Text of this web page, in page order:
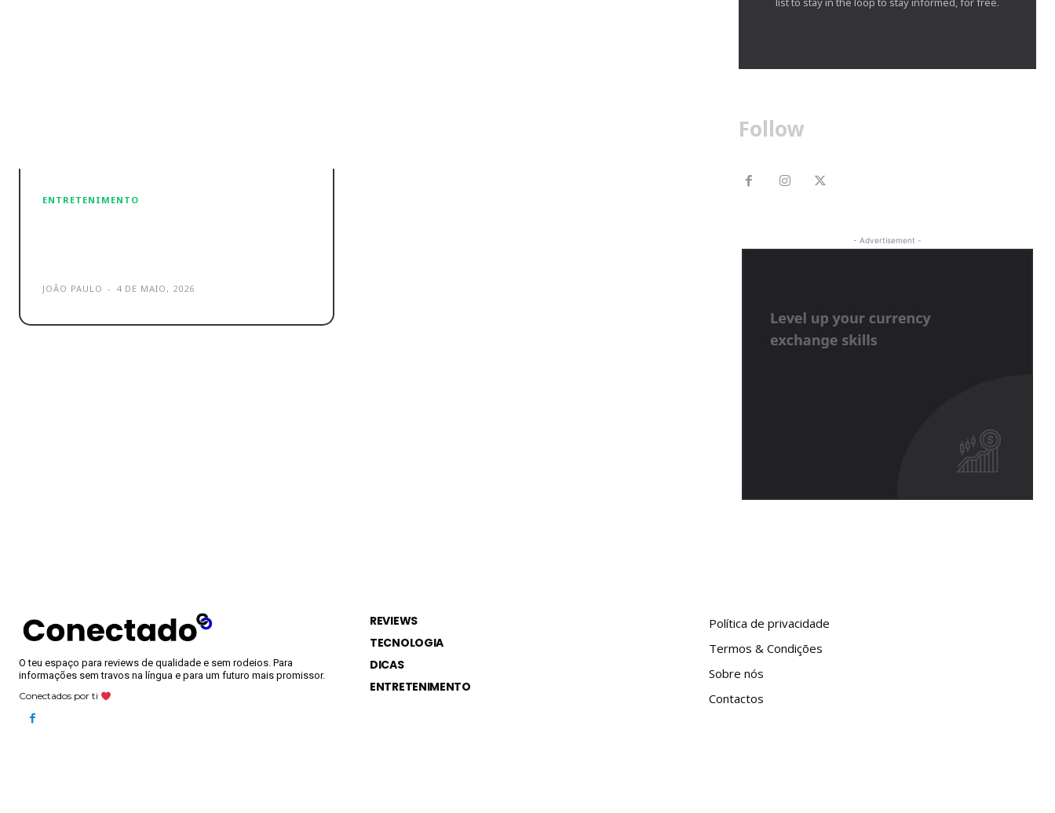
ENTRETENIMENTO
JOÃO PAULO - 4 DE MAIO, 2026
Follow
- Advertisement -
O teu espaço para reviews de qualidade e sem rodeios. Para
informações sem travos na língua e para um futuro mais promissor.
Conectados por ti
REVIEWS
TECNOLOGIA
DICAS
ENTRETENIMENTO
Política de privacidade
Termos & Condições
Sobre nós
Contactos